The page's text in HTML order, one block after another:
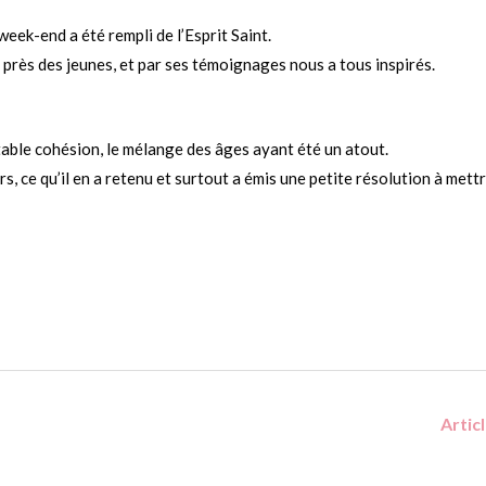
end a été rempli de l’Esprit Saint.
des jeunes, et par ses témoignages nous a tous inspirés.
cohésion, le mélange des âges ayant été un atout.
ce qu’il en a retenu et surtout a émis une petite résolution à